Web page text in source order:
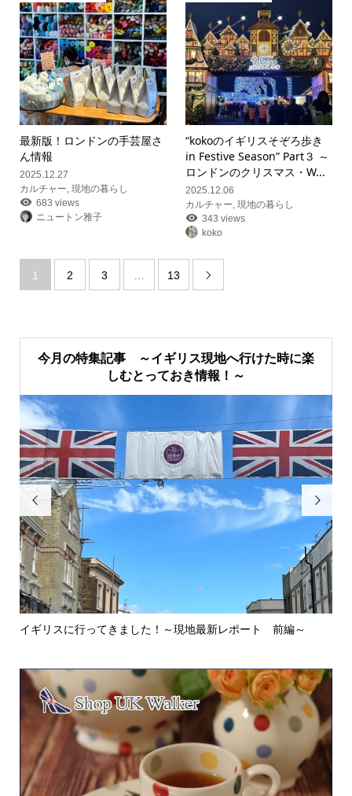
最新版！ロンドンの手芸屋さ
ん情報
2025.12.27
カルチャー, 現地の暮らし
683 views
ニュートン雅子
“kokoのイギリスそぞろ歩き
in Festive Season” Part３ ～
ロンドンのクリスマス・W...
2025.12.06
カルチャー,現地の暮らし
343 views
koko
1 2 3 … 13 
今月の特集記事 ～イギリス現地へ行けた時に楽
しむとっておき情報！～

イギリスに行ってきました！～現地最新レポート 前編～
